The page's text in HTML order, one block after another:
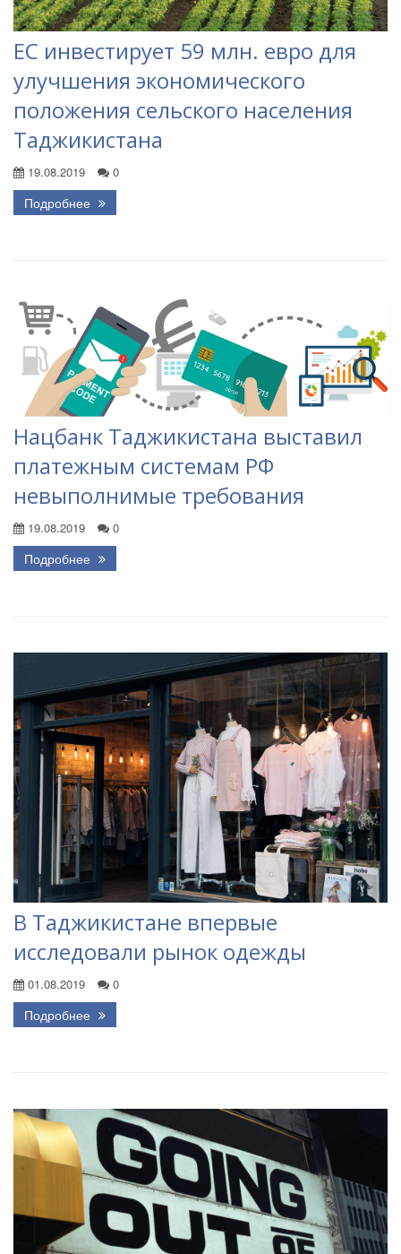
ЕС инвестирует 59 млн. евро для
улучшения экономического
положения сельского населения
Таджикистана
19.08.2019 0
Подробнее
Нацбанк Таджикистана выставил
платежным системам РФ
невыполнимые требования
19.08.2019 0
Подробнее
В Таджикистане впервые
исследовали рынок одежды
01.08.2019 0
Подробнее